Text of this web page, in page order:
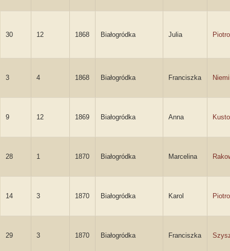
30 12 1868 Białogródka Julia
3 4 1868 Białogródka Franciszka
9 12 1869 Białogródka Anna
28 1 1870 Białogródka Marcelina
14 3 1870 Białogródka Karol
29 3 1870 Białogródka Franciszka